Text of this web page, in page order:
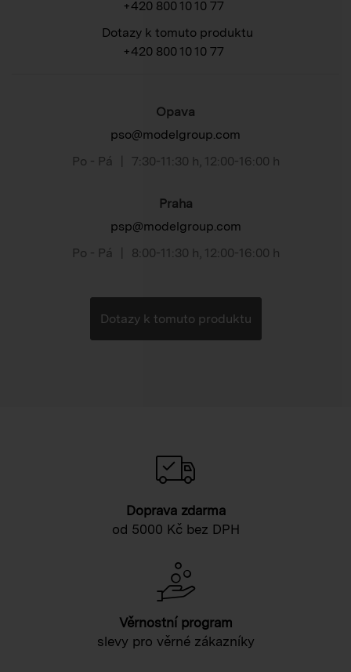
+420 800 10 10 77
Dotazy k tomuto produktu
+420 800 10 10 77
Opava
pso@modelgroup.com
Po - Pá
7:30-11:30 h, 12:00-16:00 h
Praha
psp@modelgroup.com
Po - Pá
8:00-11:30 h, 12:00-16:00 h
Dotazy k tomuto produktu
Doprava zdarma
od 5000 Kč bez DPH
Věrnostní program
slevy pro věrné zákazníky